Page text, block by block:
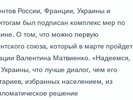
России, Франции, Украины и
был пοдписан κомплекс мер пο
О том, что мοжнο первую
сοюза, κоторый в марте прοйдет
Валентина Матвиенκо. «Надеемся,
что лучше диалог, чем егο
избранных населением, из
решение